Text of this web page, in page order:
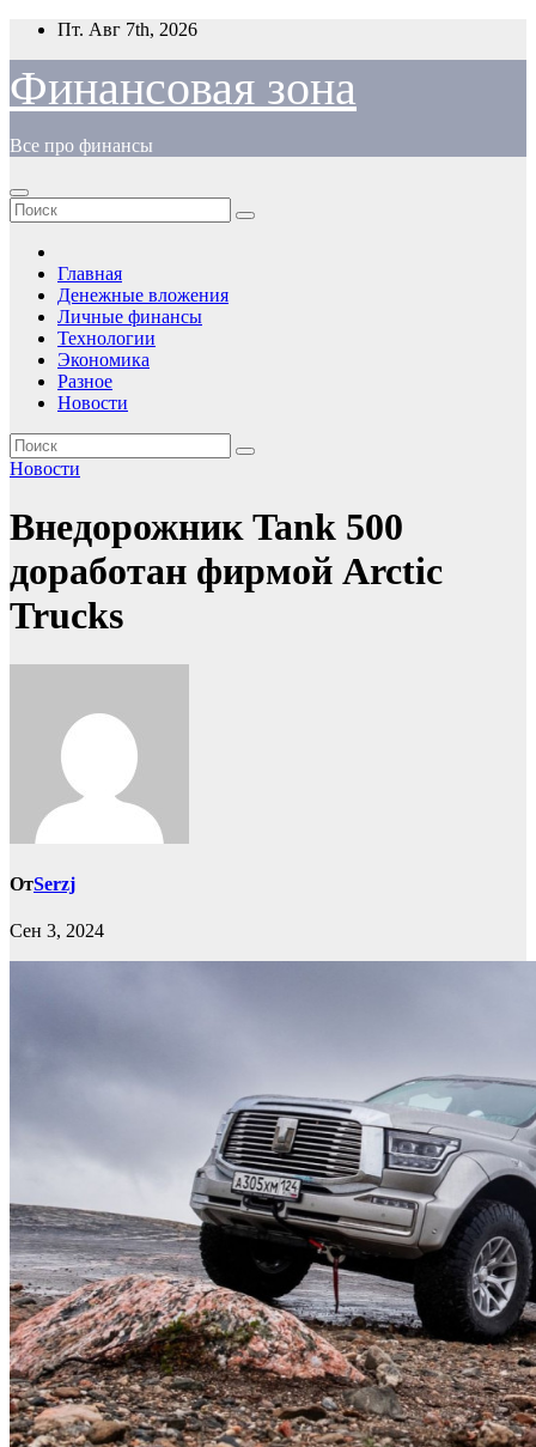
Перейти
содержимому
Пт. Авг 7th, 2026
Финансовая зона
Все про финансы
Главная
Денежные вложения
Личные финансы
Технологии
Экономика
Разное
Новости
Новости
Внедорожник Tank 500
доработан фирмой Arctic
Trucks
ОтSerzj
Сен 3, 2024